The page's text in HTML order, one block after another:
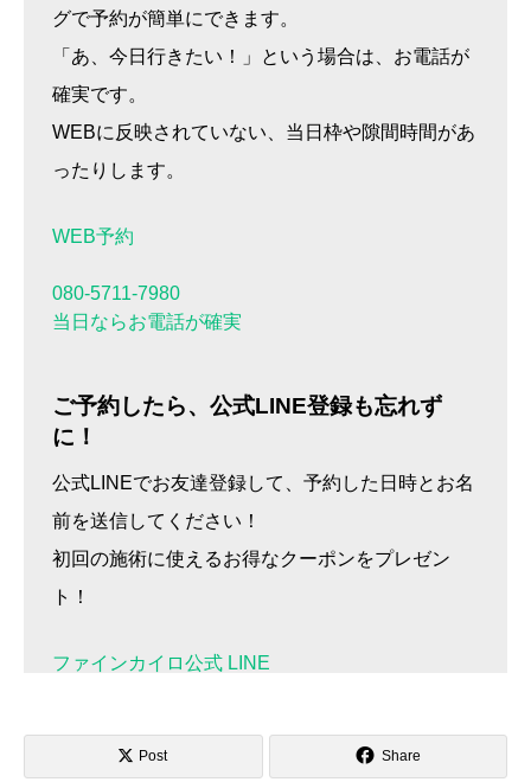
グで予約が簡単にできます。
「あ、今日行きたい！」という場合は、お電話が
確実です。
WEBに反映されていない、当日枠や隙間時間があ
ったりします。
WEB予約
080-5711-7980
当日ならお電話が確実
ご予約したら、公式LINE登録も忘れず
に！
公式LINEでお友達登録して、予約した日時とお名
前を送信してください！
初回の施術に使えるお得なクーポンをプレゼン
ト！
ファインカイロ公式 LINE
Post Share